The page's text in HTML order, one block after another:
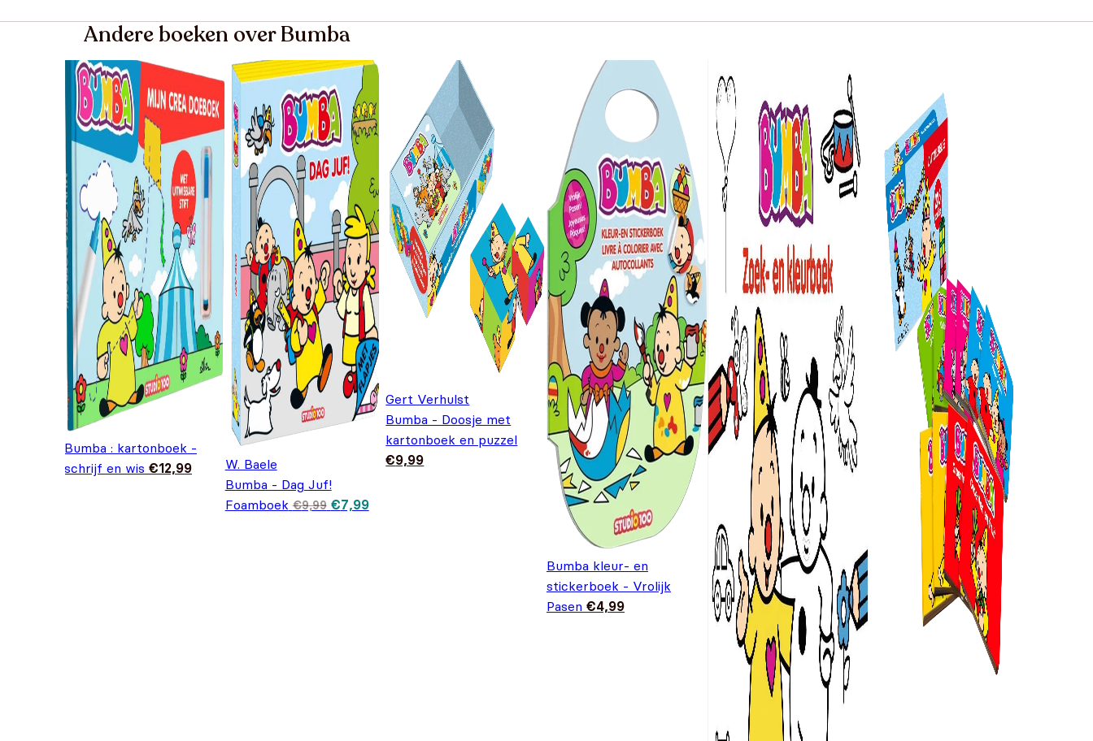
Andere boeken over Bumba
Bumba : kartonboek -
schrijf en wis €12,99
W. Baele
Bumba - Dag Juf!
Foamboek €9,99 Oorspronkelijke prijs was: €9,99.
€7,99Huidige prijs is: €7,99.
Gert Verhulst
Bumba - Doosje met
kartonboek en puzzel
€9,99
Bumba kleur- en
stickerboek - Vrolijk
Pasen €4,99